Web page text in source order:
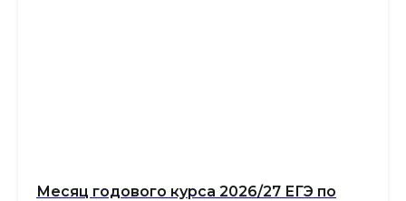
Месяц годового курса 2026/27 ЕГЭ по